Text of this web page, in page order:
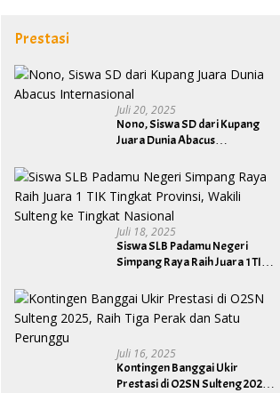
Prestasi
Juli 20, 2025
Nono, Siswa SD dari Kupang
Juara Dunia Abacus
Juli 18, 2025
Siswa SLB Padamu Negeri
Simpang Raya Raih Juara 1 TIK
ke Tingkat Nasional
Juli 16, 2025
Kontingen Banggai Ukir
Prestasi di O2SN Sulteng 2025,